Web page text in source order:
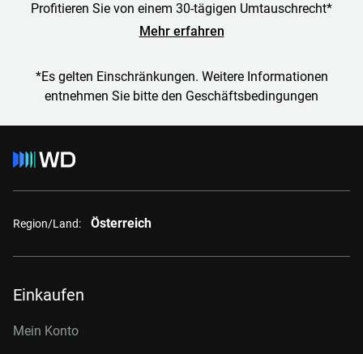
Profitieren Sie von einem 30-tägigen Umtauschrecht*
Mehr erfahren
*Es gelten Einschränkungen. Weitere Informationen
entnehmen Sie bitte den Geschäftsbedingungen
Region/Land: Österreich
Einkaufen
Mein Konto